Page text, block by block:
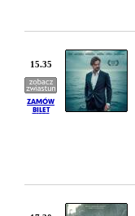
15.35